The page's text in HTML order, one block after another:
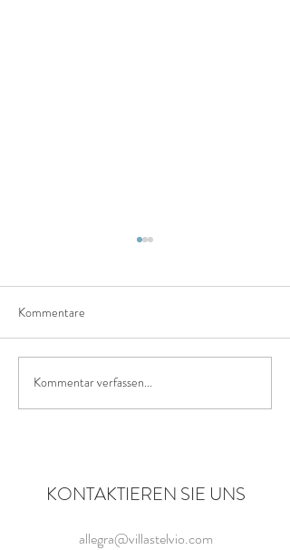
gut gestartet und gespendet...
Kommentare
Kommentar verfassen...
KONTAKTIEREN SIE UNS
allegra@villastelvio.com